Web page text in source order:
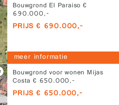
Bouwgrond El Paraiso €
690.000,-
PRIJS € 690.000,-
meer informatie
Bouwgrond voor wonen Mijas
Costa € 650.000,-
PRIJS € 650.000,-